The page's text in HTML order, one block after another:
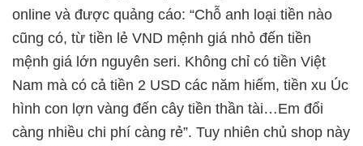
online và được quảng cáo: “Chỗ anh loại tiền nào
cũng có, từ tiền lẻ VND mệnh giá nhỏ đến tiền
mệnh giá lớn nguyên seri. Không chỉ có tiền Việt
Nam mà có cả tiền 2 USD các năm hiếm, tiền xu Úc
hình con lợn vàng đến cây tiền thần tài…Em đổi
càng nhiều chi phí càng rẻ”. Tuy nhiên chủ shop này